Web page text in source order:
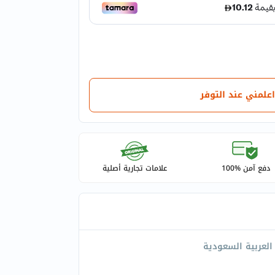
اعلمني عند التوفر
دفع آمن %100 علامات تجارية أصلية
السعودية